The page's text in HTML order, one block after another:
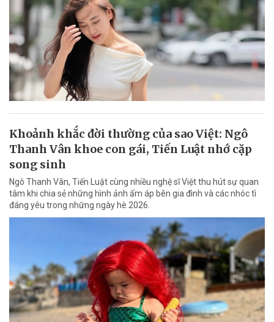
Khoảnh khắc đời thường của sao Việt: Ngô
Thanh Vân khoe con gái, Tiến Luật nhớ cặp
song sinh
Ngô Thanh Vân, Tiến Luật cùng nhiều nghệ sĩ Việt thu hút sự quan
tâm khi chia sẻ những hình ảnh ấm áp bên gia đình và các nhóc tì
đáng yêu trong những ngày hè 2026.